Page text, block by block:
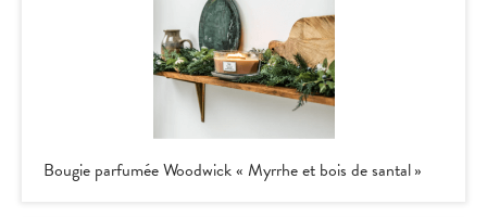
Bougie parfumée Woodwick « Myrrhe et bois de santal »